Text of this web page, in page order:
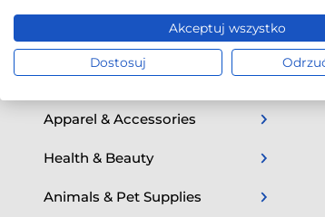
Sporting Goods
Arts & Entertainment
Apparel & Accessories
Health & Beauty
Animals & Pet Supplies
Akceptuj wszystko
Dostosuj